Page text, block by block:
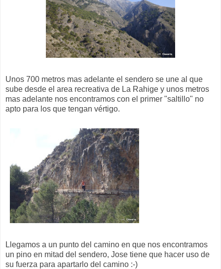
Unos 700 metros mas adelante el sendero se une al que
sube desde el area recreativa de La Rahige y unos metros
mas adelante nos encontramos con el primer "saltillo" no
apto para los que tengan vértigo.
Llegamos a un punto del camino en que nos encontramos
un pino en mitad del sendero, Jose tiene que hacer uso de
su fuerza para apartarlo del camino :-)